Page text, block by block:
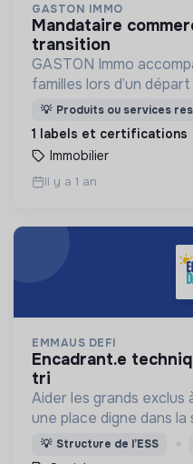
GASTON IMMO
mandataire commercial pour les seniors en
transition
GASTON Immo
familles lors d’un
le logement : vente ou
charge mentale.
💡 Produits ou services
1 labels et certifications
Immobilier
Il y a 1 an
EMMAUS DEFI
encadrant.e technique boutique vente &
tri
Aider les grands exclus
une place digne dans
déployer un ensemble
lutter contre l’exclusion.
💡 Structure de l’ESS